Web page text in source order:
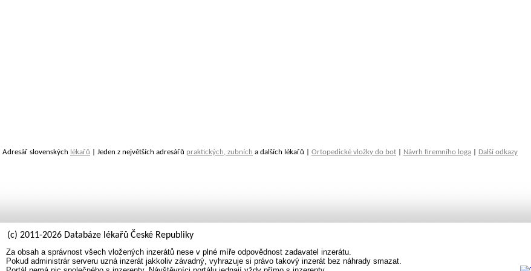
Adresář slovenských lékařů | Jeden z největších adresářů praktických, zubních a dalších lékařů | Ortopedické vložky do bot Návrh firemního loga Další odkazy
(c) 2011-2026 Databáze lékařů České Republiky
Za obsah a správnost všech vložených inzerátů nese v plné míře odpovědnost zadavatel inzerátu.
Pokud administrár serveru uzná inzerát jakkoliv závadný, vyhrazuje si právo takový inzerát bez náhrady smazat.